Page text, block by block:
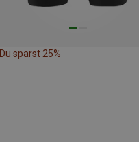
Du sparst 25%